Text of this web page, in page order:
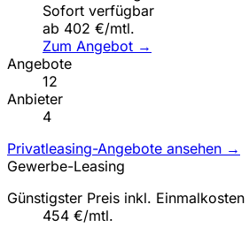
Sofort verfügbar
ab 402 €/mtl.
Zum Angebot →
Angebote
12
Anbieter
4
Privatleasing-Angebote ansehen →
Gewerbe-Leasing
Günstigster Preis inkl. Einmalkosten
454 €/mtl.